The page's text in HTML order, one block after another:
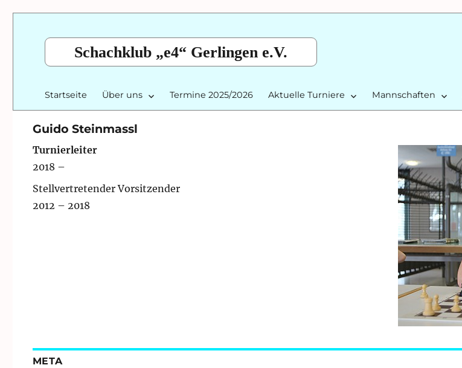
Schachklub „e4“ Gerlingen e.V.
Startseite Über uns Termine 2025/2026 Aktuelle Turniere Mannschaften
Guido Steinmassl
Turnierleiter
2018 –
Stellvertretender Vorsitzender
2012 – 2018
META